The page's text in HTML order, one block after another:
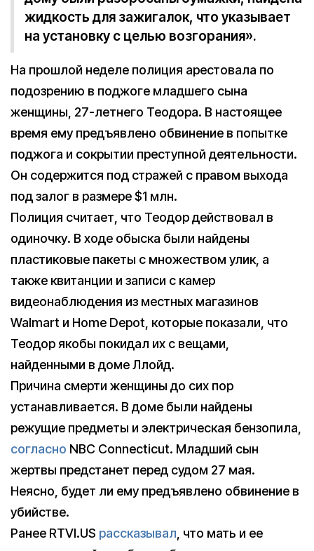
жидкость для зажигалок, что указывает
на установку с целью возгорания».
На прошлой неделе полиция арестовала по
подозрению в поджоге младшего сына
женщины, 27-летнего Теодора. В настоящее
время ему предъявлено обвинение в попытке
поджога и сокрытии преступной деятельности.
Он содержится под стражей с правом выхода
под залог в размере $1 млн.
Полиция считает, что Теодор действовал в
одиночку. В ходе обыска были найдены
пластиковые пакеты с множеством улик, а
также квитанции и записи с камер
видеонаблюдения из местных магазинов
Walmart и Home Depot, которые показали, что
Теодор якобы покидал их с вещами,
найденными в доме Ллойд.
Причина смерти женщины до сих пор
устанавливается. В доме были найдены
режущие предметы и электрическая бензопила,
согласно NBC Connecticut. Младший сын
жертвы предстанет перед судом 27 мая.
Неясно, будет ли ему предъявлено обвинение в
убийстве.
Ранее RTVI.US рассказывал, что мать и ее